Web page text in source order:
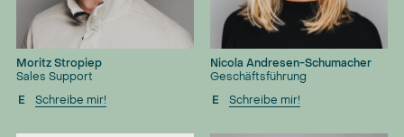
Moritz Stropiep
Sales Support
E
Schreibe mir!
Nicola Andresen-Schumacher
Geschäftsführung
E
Schreibe mir!